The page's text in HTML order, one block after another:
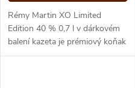
Rémy Martin XO Limited
Edition 40 % 0,7 l v dárkovém
balení kazeta je prémiový koňak
pro výjimečné příležitosti, který